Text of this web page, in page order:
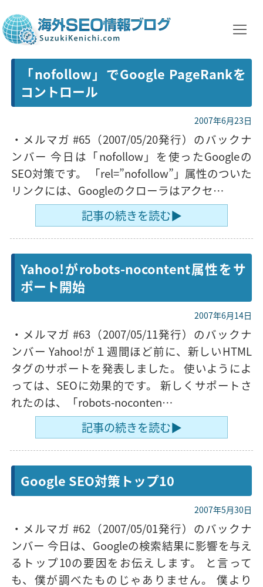
「nofollow」でGoogle PageRankを
コントロール
2007年6月23日
・メルマガ #65（2007/05/20発行）のバックナ
ンバー 今日は「nofollow」を使ったGoogleの
SEO対策です。 「rel=”nofollow”」属性のついた
リンクには、Googleのクローラはアクセ…
記事の続きを読む▶
Yahoo!がrobots-nocontent属性をサ
ポート開始
2007年6月14日
・メルマガ #63（2007/05/11発行）のバックナ
ンバー Yahoo!が１週間ほど前に、新しいHTML
タグのサポートを発表しました。 使いようによ
っては、SEOに効果的です。 新しくサポートさ
れたのは、「robots-noconten…
記事の続きを読む▶
Google SEO対策トップ10
2007年5月30日
・メルマガ #62（2007/05/01発行）のバックナ
ンバー 今日は、Googleの検索結果に影響を与え
るトップ10の要因をお伝えします。 と言って
も、僕が調べたものじゃありません。 僕より